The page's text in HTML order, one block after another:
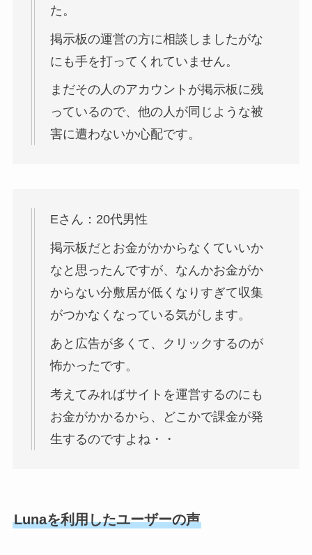
た。
掲示板の運営の方に相談しましたがな
にも手を打ってくれていません。
まだその人のアカウントが掲示板に残
っているので、他の人が同じような被
害に遭わないか心配です。
Eさん：20代男性
掲示板だとお金がかからなくていいか
なと思ったんですが、なんかお金がか
からない分敷居が低くなりすぎて収集
がつかなくなっている気がします。
あと広告が多くて、クリックするのが
怖かったです。
考えてみればサイトを運営するのにも
お金がかかるから、どこかで課金が発
生するのですよね・・
Lunaを利用したユーザーの声